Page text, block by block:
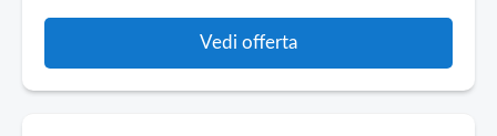
Vedi offerta